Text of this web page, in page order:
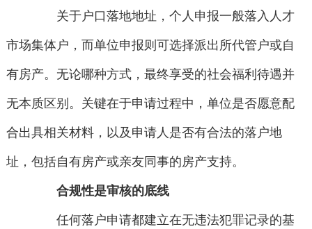
关于户口落地地址，个人申报一般落入人才
市场集体户，而单位申报则可选择派出所代管户或自
有房产。无论哪种方式，最终享受的社会福利待遇并
无本质区别。关键在于申请过程中，单位是否愿意配
合出具相关材料，以及申请人是否有合法的落户地
址，包括自有房产或亲友同事的房产支持。
合规性是审核的底线
任何落户申请都建立在无违法犯罪记录的基